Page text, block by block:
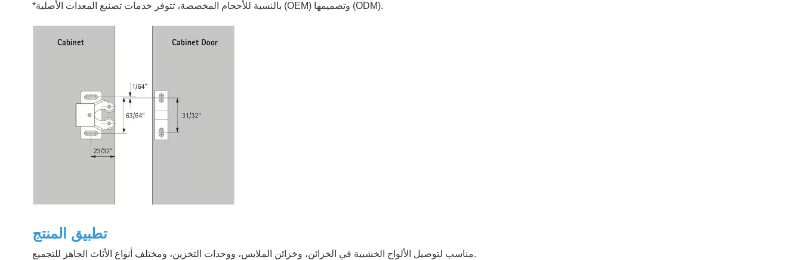
*بالنسبة للأحجام المخصصة، تتوفر خدمات تصنيع المعدات الأصلية (OEM) وتصميمها (ODM).
تطبيق المنتج
مناسب لتوصيل الألواح الخشبية في الخزائن، وخزائن الملابس، ووحدات التخزين، ومختلف أنواع الأثاث الجاهز للتجميع.